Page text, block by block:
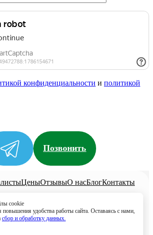
конфиденциальности и политикой
cookie
удобства работы сайта. Оставаясь с нами,
сбор и обработку данных.
Позвонить
ЦеныОтзывыО насБлогКонтакты
на обработку
113-80-28